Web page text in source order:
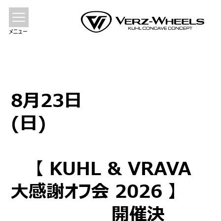
メニュー
8月23日
(日)
【 KUHL & VRAVA
大感謝オフ会 2026 】
開催決